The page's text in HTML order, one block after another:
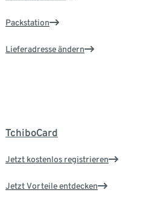
Packstation
Lieferadresse ändern
TchiboCard
Jetzt kostenlos registrieren
Jetzt Vorteile entdecken